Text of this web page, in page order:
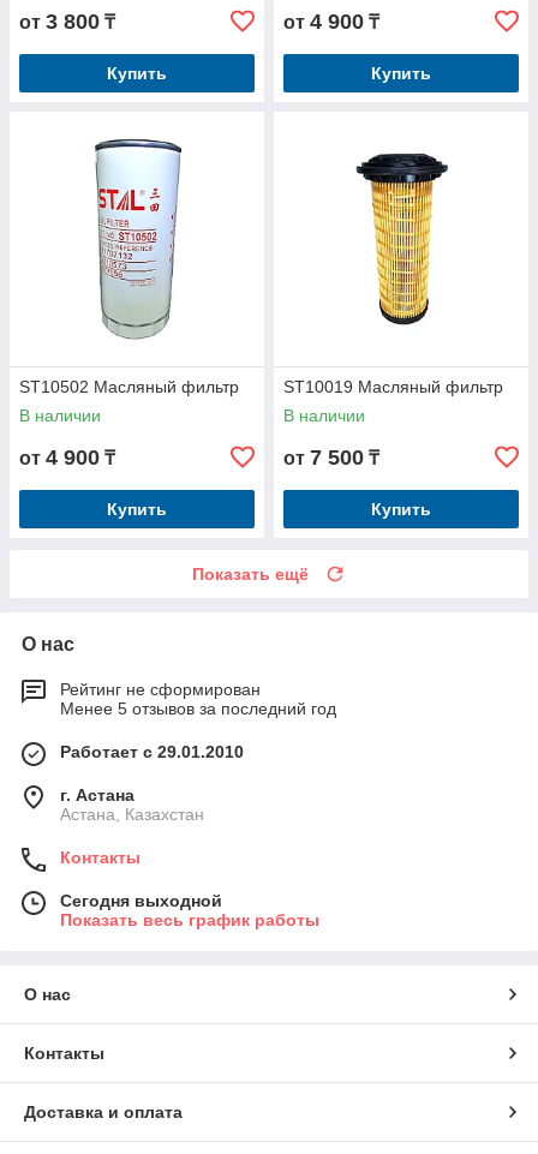
от 3 800 ₸
Купить
от 4 900 ₸
Купить
ST10502 Масляный фильтр
В наличии
от 4 900 ₸
Купить
ST10019 Масляный фильтр
В наличии
от 7 500 ₸
Купить
Показать ещё
О нас
Рейтинг не сформирован
Менее 5 отзывов за последний год
Работает с 29.01.2010
г. Астана
Астана, Казахстан
Контакты
Сегодня выходной
Показать весь график работы
О нас
Контакты
Доставка и оплата